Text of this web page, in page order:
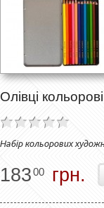
Олівці
Набір кольорових
18300 грн.